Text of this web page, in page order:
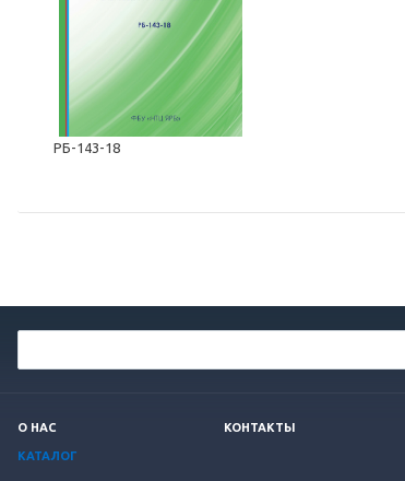
РБ-143-18
О НАС КОНТАКТЫ
КАТАЛОГ